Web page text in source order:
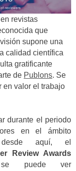
revistas
que
supone una
calidad científica
gratificante
de Publons. Se
en valor el trabajo
durante el periodo
en el ámbito
aquí, el
Review Awards
puede ver